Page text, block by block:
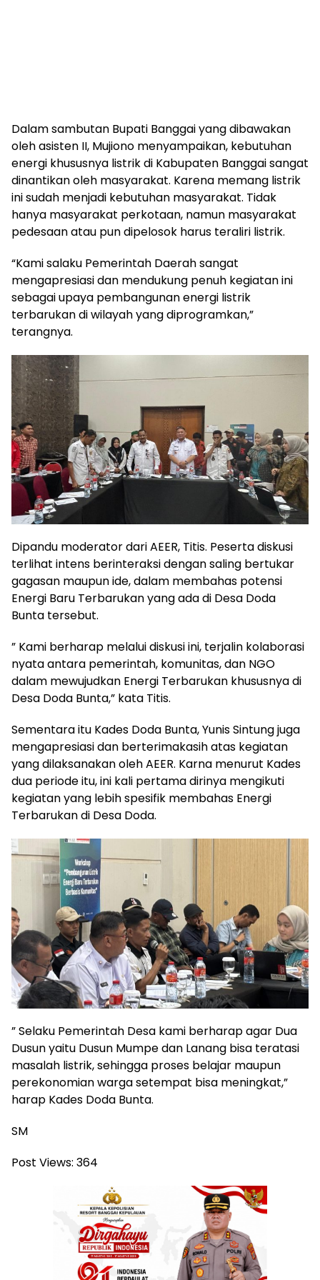
Dalam sambutan Bupati Banggai yang dibawakan
oleh asisten II, Mujiono menyampaikan, kebutuhan
energi khususnya listrik di Kabupaten Banggai sangat
dinantikan oleh masyarakat. Karena memang listrik
ini sudah menjadi kebutuhan masyarakat. Tidak
hanya masyarakat perkotaan, namun masyarakat
pedesaan atau pun dipelosok harus teraliri listrik.
“Kami salaku Pemerintah Daerah sangat
mengapresiasi dan mendukung penuh kegiatan ini
sebagai upaya pembangunan energi listrik
terbarukan di wilayah yang diprogramkan,”
terangnya.
Dipandu moderator dari AEER, Titis. Peserta diskusi
terlihat intens berinteraksi dengan saling bertukar
gagasan maupun ide, dalam membahas potensi
Energi Baru Terbarukan yang ada di Desa Doda
Bunta tersebut.
” Kami berharap melalui diskusi ini, terjalin kolaborasi
nyata antara pemerintah, komunitas, dan NGO
dalam mewujudkan Energi Terbarukan khususnya di
Desa Doda Bunta,” kata Titis.
Sementara itu Kades Doda Bunta, Yunis Sintung juga
mengapresiasi dan berterimakasih atas kegiatan
yang dilaksanakan oleh AEER. Karna menurut Kades
dua periode itu, ini kali pertama dirinya mengikuti
kegiatan yang lebih spesifik membahas Energi
Terbarukan di Desa Doda.
” Selaku Pemerintah Desa kami berharap agar Dua
Dusun yaitu Dusun Mumpe dan Lanang bisa teratasi
masalah listrik, sehingga proses belajar maupun
perekonomian warga setempat bisa meningkat,”
harap Kades Doda Bunta.
SM
Post Views: 364